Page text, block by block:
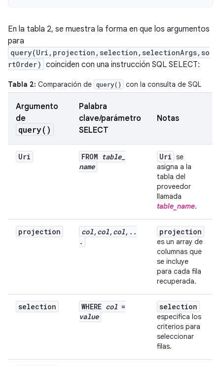
En la tabla 2, se muestra la forma en que los argumentos
para
query(Uri,projection,selection,selectionArgs,so
rtOrder) coinciden con una instrucción SQL SELECT:
Tabla 2: Comparación de query() con la consulta de SQL
Argumento
de
query()
Palabra
clave/parámetro
SELECT
Notas
Uri FROM table_
name
Uri se
asigna a la
tabla del
proveedor
llamada
table_name.
projection col, col, col, . .
.
projection
es un array de
columnas que
se incluye
para cada fila
recuperada.
selection WHERE col =
value
selection
especifica los
criterios para
seleccionar
filas.